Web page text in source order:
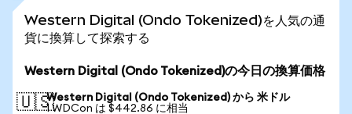
Western Digital (Ondo Tokenized)を人気の通
貨に換算して探索する
Western Digital (Ondo Tokenized)の今日の換算価格
🇺🇸Western Digital (Ondo Tokenized) から 米ドル
1 WDCon は $442.86 に相当